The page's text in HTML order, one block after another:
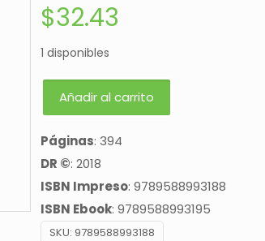
$32.43
1 disponibles
Añadir al carrito
Páginas: 394
DR ©: 2018
ISBN Impreso: 9789588993188
ISBN Ebook: 9789588993195
SKU: 9789588993188